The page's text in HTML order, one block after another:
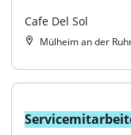
Cafe Del Sol
Mülheim an der